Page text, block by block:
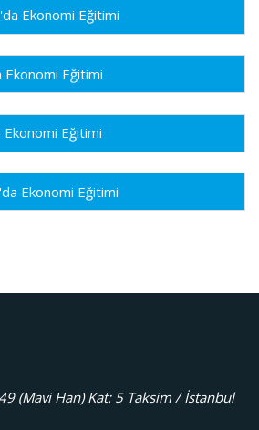
Ekonomi Eğitimi
Ekonomi Eğitimi
Eğitimi
Ekonomi Eğitimi
(Mavi Han) Kat: 5 Taksim / İstanbul